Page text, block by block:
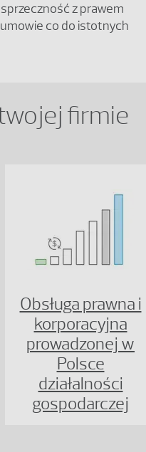
z prawem
co do istotnych
firmie
Obsługa prawna i
korporacyjna
prowadzonej w
Polsce
działalności
gospodarczej